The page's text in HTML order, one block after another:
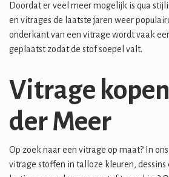
Doordat er veel meer mogelijk is qua
en vitrages de laatste jaren weer
onderkant van een vitrage wordt vaak
geplaatst zodat de stof soepel valt.
Vitrage
der Meer
Op zoek naar een vitrage op maat? In
vitrage stoffen in talloze kleuren, dessins